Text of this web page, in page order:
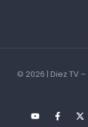
© 2026 | Diez TV –